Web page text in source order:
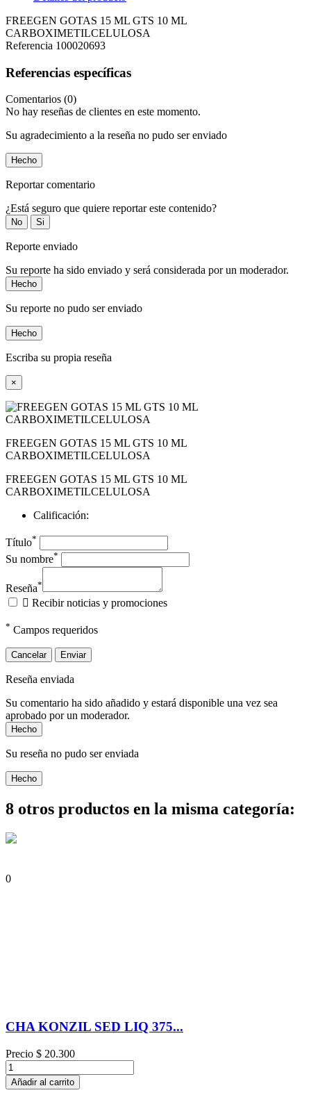
FREEGEN GOTAS 15 ML GTS 10 ML
CARBOXIMETILCELULOSA
Referencia 100020693
Referencias específicas
Comentarios (0)
No hay reseñas de clientes en este momento.
Su agradecimiento a la reseña no pudo ser enviado
Hecho
Reportar comentario
¿Está seguro que quiere reportar este contenido?
No Si
Reporte enviado
Su reporte ha sido enviado y será considerada por un moderador.
Hecho
Su reporte no pudo ser enviado
Hecho
Escriba su propia reseña
×
FREEGEN GOTAS 15 ML GTS 10 ML
CARBOXIMETILCELULOSA
FREEGEN GOTAS 15 ML GTS 10 ML
CARBOXIMETILCELULOSA
Calificación:
Título*
Su nombre*
Reseña*
 Recibir noticias y promociones
* Campos requeridos
Cancelar Enviar
Reseña enviada
Su comentario ha sido añadido y estará disponible una vez sea
aprobado por un moderador.
Hecho
Su reseña no pudo ser enviada
Hecho
8 otros productos en la misma categoría:
0
CHA KONZIL SED LIQ 375...
Precio $ 20.300
Añadir al carrito